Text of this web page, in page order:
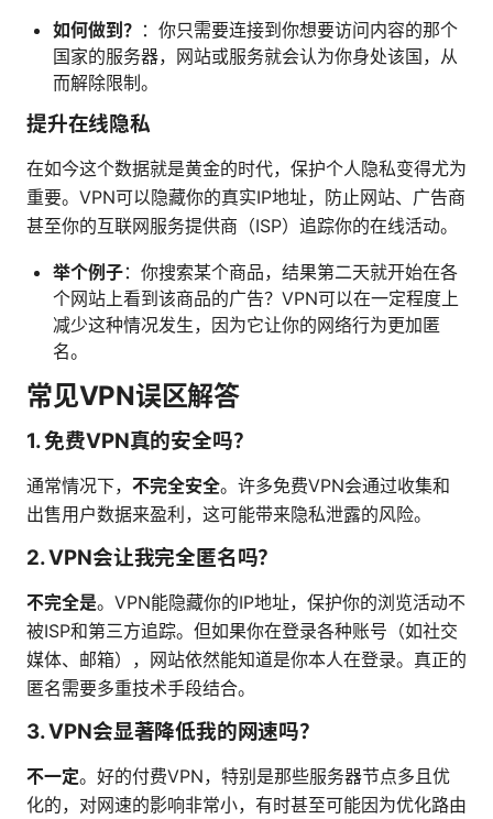
如何做到？ ：你只需要连接到你想要访问内容的那个
国家的服务器，网站或服务就会认为你身处该国，从
而解除限制。
提升在线隐私
在如今这个数据就是黄金的时代，保护个人隐私变得尤为
重要。VPN可以隐藏你的真实IP地址，防止网站、广告商
甚至你的互联网服务提供商（ISP）追踪你的在线活动。
举个例子：你搜索某个商品，结果第二天就开始在各
个网站上看到该商品的广告？VPN可以在一定程度上
减少这种情况发生，因为它让你的网络行为更加匿
名。
常见VPN误区解答
1. 免费VPN真的安全吗？
通常情况下， 不完全安全。许多免费VPN会通过收集和
出售用户数据来盈利，这可能带来隐私泄露的风险。
2. VPN会让我完全匿名吗？
不完全是。VPN能隐藏你的IP地址，保护你的浏览活动不
被ISP和第三方追踪。但如果你在登录各种账号（如社交
媒体、邮箱），网站依然能知道是你本人在登录。真正的
匿名需要多重技术手段结合。
3. VPN会显著降低我的网速吗？
不一定。好的付费VPN，特别是那些服务器节点多且优
化的，对网速的影响非常小，有时甚至可能因为优化路由